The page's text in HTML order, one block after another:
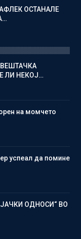
ОСТАНАЛЕ
ЛИ НЕКОЈ…
на момчето
успеал да помине
ОДНОСИ“ ВО